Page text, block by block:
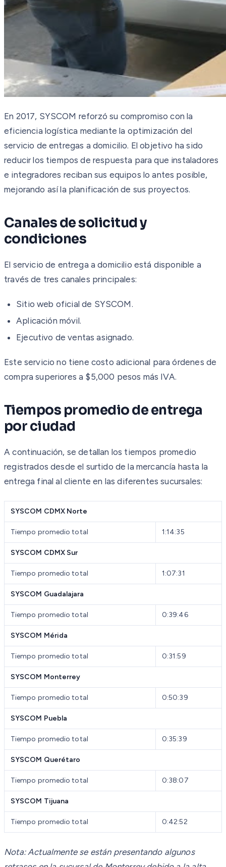
En 2017, SYSCOM reforzó su compromiso con la
eficiencia logística mediante la optimización del
servicio de entregas a domicilio. El objetivo ha sido
reducir los tiempos de respuesta para que instaladores
e integradores reciban sus equipos lo antes posible,
mejorando así la planificación de sus proyectos.
Canales de solicitud y
condiciones
El servicio de entrega a domicilio está disponible a
través de tres canales principales:
Sitio web oficial de SYSCOM.
Aplicación móvil.
Ejecutivo de ventas asignado.
Este servicio no tiene costo adicional para órdenes de
compra superiores a $5,000 pesos más IVA.
Tiempos promedio de entrega
por ciudad
A continuación, se detallan los tiempos promedio
registrados desde el surtido de la mercancía hasta la
entrega final al cliente en las diferentes sucursales:
SYSCOM CDMX Norte
Tiempo promedio total 1:14:35
SYSCOM CDMX Sur
Tiempo promedio total 1:07:31
SYSCOM Guadalajara
Tiempo promedio total 0:39:46
SYSCOM Mérida
Tiempo promedio total 0:31:59
SYSCOM Monterrey
Tiempo promedio total 0:50:39
SYSCOM Puebla
Tiempo promedio total 0:35:39
SYSCOM Querétaro
Tiempo promedio total 0:38:07
SYSCOM Tijuana
Tiempo promedio total 0:42:52
Nota: Actualmente se están presentando algunos